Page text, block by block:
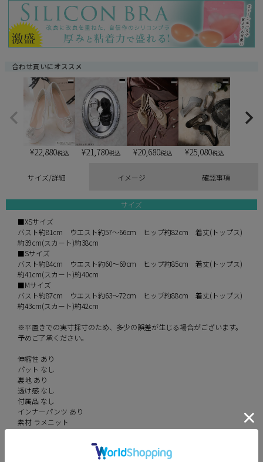
須
)
合わせ買いにオススメ
¥22,880税込 ¥21,780税込 ¥20,680税込 ¥25,080税込
サイズ/詳細 イメージ 確認事項
サイズ
■XSサイズ
バスト約81cm ウエスト約57～66cm ヒップ約82cm 着丈(トップス)
約39cm(スカート)約38cm
■Sサイズ
バスト約84cm ウエスト約60～69cm ヒップ約85cm 着丈(トップス)
約41cm(スカート)約40cm
■Mサイズ
バスト約87cm ウエスト約63～72cm ヒップ約88cm 着丈(トップス)
約43cm(スカート)約42cm
※平置きでの実寸採寸のため、多少の誤差が生じる場合がございます。
予めご了承ください。
伸縮性 あり
パット なし
裏地 あり
透け感 なし
付属品 なし
インナーパンツ あり
素材 ラメニット
カラー